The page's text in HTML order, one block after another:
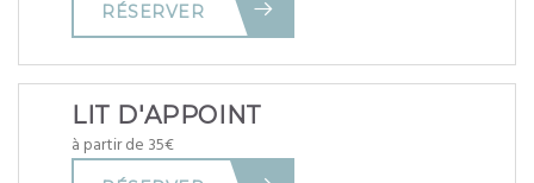
RÉSERVER
LIT D'APPOINT
à partir de 35€